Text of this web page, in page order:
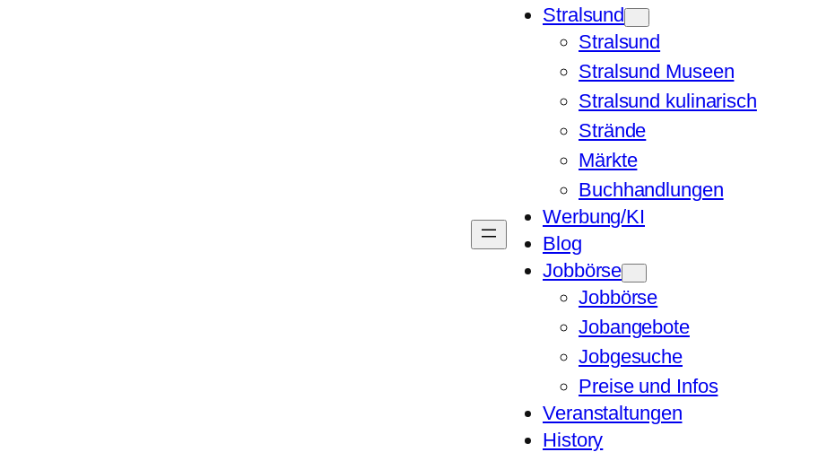
Stralsund
Stralsund
Stralsund Museen
Stralsund kulinarisch
Strände
Märkte
Buchhandlungen
Werbung/KI
Blog
Jobbörse
Jobbörse
Jobangebote
Jobgesuche
Preise und Infos
Veranstaltungen
History